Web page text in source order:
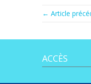
← Article
ACCÈS